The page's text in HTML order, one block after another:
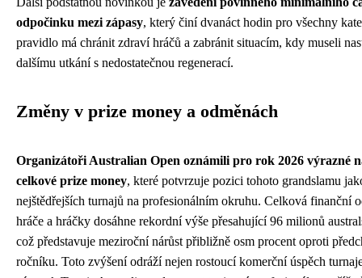
odpočinku mezi zápasy, který činí dvanáct hodin pro všechny
pravidlo má chránit zdraví hráčů a zabránit situacím, kdy museli
dalšímu utkání s nedostatečnou regenerací.
Změny v prize money a odměnách
Organizátoři Australian Open oznámili pro rok 2026 výrazné
celkové prize money, které potvrzuje pozici tohoto grandslamu
nejštědřejších turnajů na profesionálním okruhu. Celková finanční
hráče a hráčky dosáhne rekordní výše přesahující 96 milionů
což představuje meziroční nárůst přibližně osm procent oproti
ročníku. Toto zvýšení odráží nejen rostoucí komerční úspěch